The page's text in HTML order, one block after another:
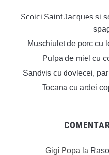
Scoici Saint Jacques si
Muschiulet de porc cu
Pulpa de miel cu
Sandvis cu dovlecei,
Tocana cu ardei
Gigi Popa la